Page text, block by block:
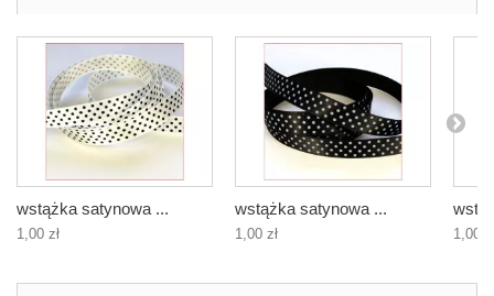
wstążka satynowa ...
1,00 zł
wstążka satynowa ...
1,00 zł 1,00